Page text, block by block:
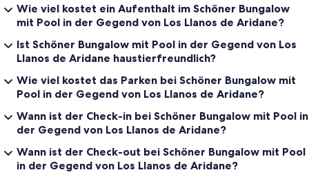
Wie viel kostet ein Aufenthalt im Schöner Bungalow
mit Pool in der Gegend von Los Llanos de Aridane?
Ist Schöner Bungalow mit Pool in der Gegend von Los
Llanos de Aridane haustierfreundlich?
Wie viel kostet das Parken bei Schöner Bungalow mit
Pool in der Gegend von Los Llanos de Aridane?
Wann ist der Check-in bei Schöner Bungalow mit Pool in
der Gegend von Los Llanos de Aridane?
Wann ist der Check-out bei Schöner Bungalow mit Pool
in der Gegend von Los Llanos de Aridane?